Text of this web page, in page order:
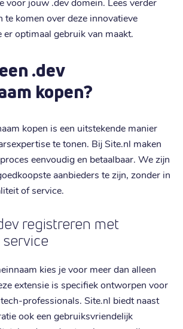
te komen over deze innovatieve
er optimaal gebruik van maakt.
.dev
kopen?
kopen is een uitstekende manier
te tonen. Bij Site.nl maken
eenvoudig en betaalbaar. We zijn
aanbieders te zijn, zonder in
of service.
registreren met
kies je voor meer dan alleen
extensie is specifiek ontworpen voor
professionals. Site.nl biedt naast
ook een gebruiksvriendelijk